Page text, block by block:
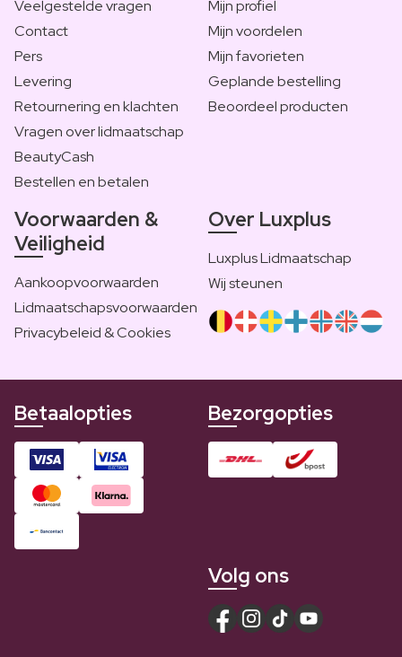
Veelgestelde vragen
Contact
Pers
Levering
Retournering en klachten
Vragen over lidmaatschap
BeautyCash
Bestellen en betalen
Mijn profiel
Mijn voordelen
Mijn favorieten
Geplande bestelling
Beoordeel producten
Voorwaarden &
Veiligheid
Aankoopvoorwaarden
Lidmaatschapsvoorwaarden
Privacybeleid & Cookies
Over Luxplus
Luxplus Lidmaatschap
Wij steunen
Betaalopties Bezorgopties
Volg ons